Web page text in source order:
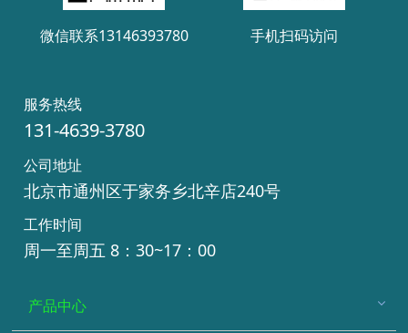
微信联系13146393780 手机扫码访问
服务热线
131-4639-3780
公司地址
北京市通州区于家务乡北辛店240号
工作时间
周一至周五 8：30~17：00
产品中心